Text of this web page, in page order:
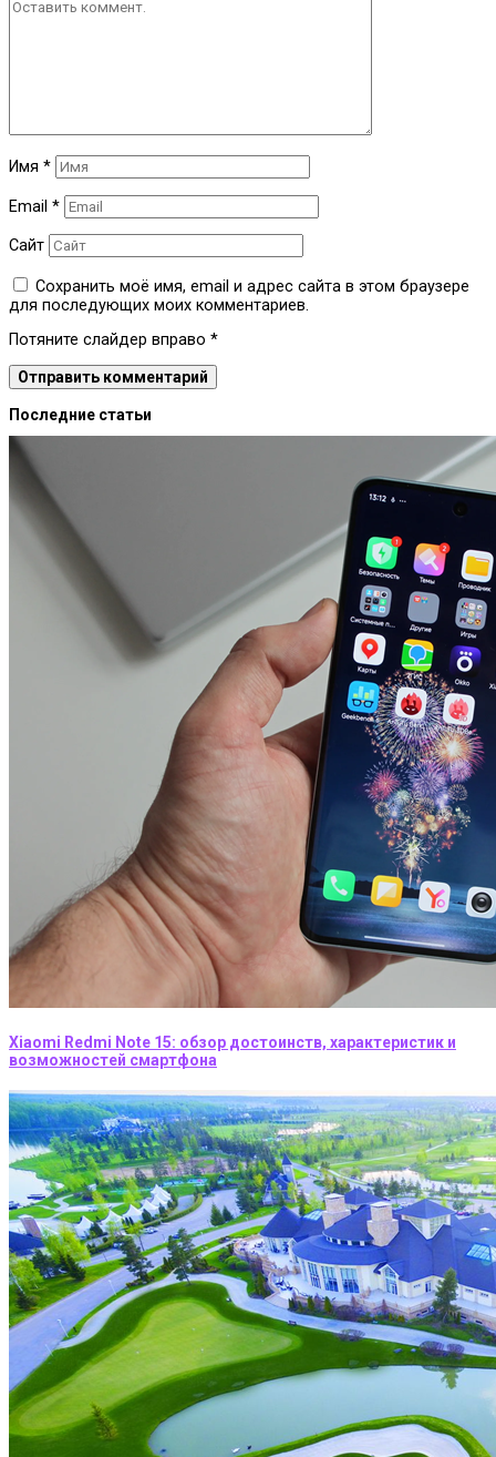
Имя *
Email *
Сайт
Сохранить моё имя, email и адрес сайта в этом браузере
для последующих моих комментариев.
Потяните слайдер вправо *
Последние статьи
Xiaomi Redmi Note 15: обзор достоинств, характеристик и
возможностей смартфона